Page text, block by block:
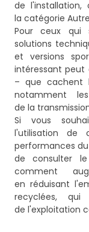
de l'installation,
la catégorie
Pour ceux qui
solutions
et versions
intéressant peut
– que cachent
notamment
de la
Si vous
l'utilisation de
performances
de consulter
comment
en réduisant
recyclées, qui
de l'exploitation